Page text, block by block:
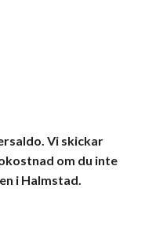
Vi skickar
om du inte
i Halmstad.